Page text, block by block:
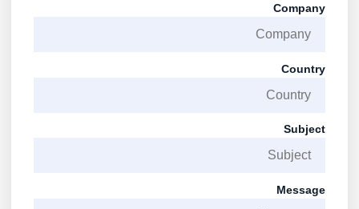
Company
Country
Subject
Message